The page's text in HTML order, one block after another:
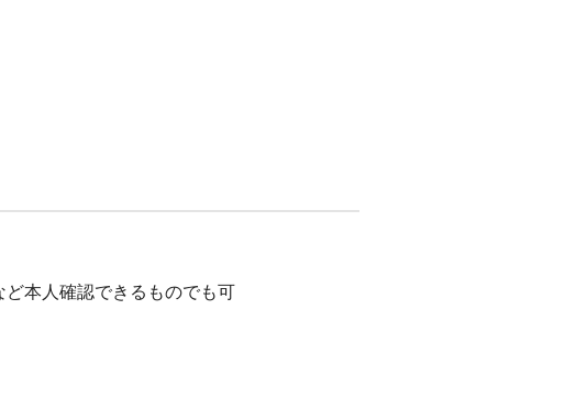
本人確認できるものでも可